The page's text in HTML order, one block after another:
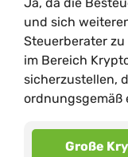
und sich
Steuerberater
im Bereich
sicherzustellen,
ordnungsgemäß
Große